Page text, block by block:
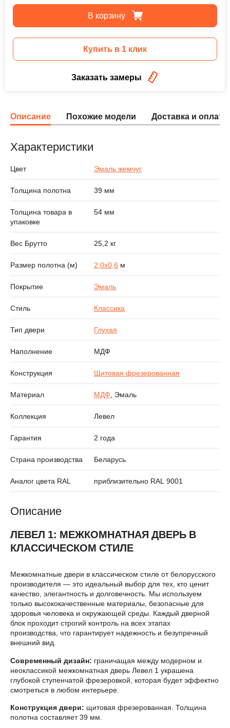
В корзину
Купить в 1 клик
Заказать замеры
Описание Похожие модели Доставка и оплата
Характеристики
Цвет Эмаль жемчуг
Толщина полотна 39 мм
Толщина товара в
упаковке
54 мм
Вес Брутто 25,2 кг
Размер полотна (м) 2,0х0,6 м
Покрытие Эмаль
Стиль Классика
Тип двери Глухая
Наполнение МДФ
Конструкция Щитовая фрезерованная
Материал МДФ, Эмаль
Коллекция Левел
Гарантия 2 года
Страна производства Беларусь
Аналог цвета RAL приблизительно RAL 9001
Описание
ЛЕВЕЛ 1: МЕЖКОМНАТНАЯ ДВЕРЬ В
КЛАССИЧЕСКОМ СТИЛЕ
Межкомнатные двери в классическом стиле от белорусского
производителя — это идеальный выбор для тех, кто ценит
качество, элегантность и долговечность. Мы используем
только высококачественные материалы, безопасные для
здоровья человека и окружающей среды. Каждый дверной
блок проходит строгий контроль на всех этапах
производства, что гарантирует надежность и безупречный
внешний вид.
Современный дизайн: граничащая между модерном и
неоклассикой межкомнатная дверь Левел 1 украшена
глубокой ступенчатой фрезеровкой, которая будет эффектно
смотреться в любом интерьере.
Конструкция двери: щитовая фрезерованная. Толщина
полотна составляет 39 мм.